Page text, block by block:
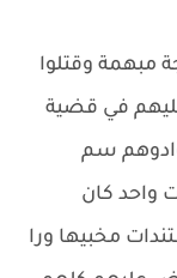
مبهمة وقتلوا
في قضية
سم
واحد كان
مخبيها ورا